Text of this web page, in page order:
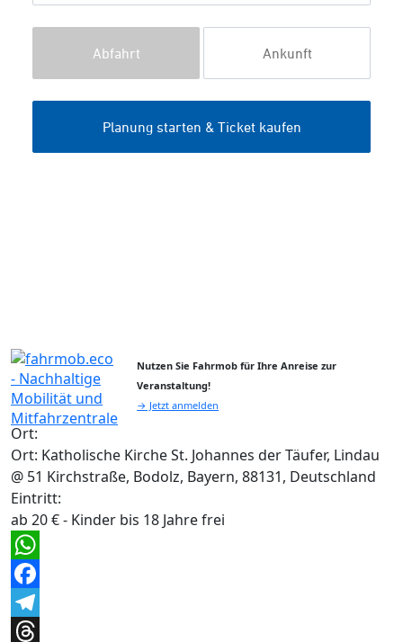
Nutzen Sie Fahrmob für Ihre Anreise zur
Veranstaltung!
→ Jetzt anmelden
Ort:
Ort: Katholische Kirche St. Johannes der Täufer, Lindau
@ 51 Kirchstraße, Bodolz, Bayern, 88131, Deutschland
Eintritt:
ab 20 € - Kinder bis 18 Jahre frei
WhatsApp
Facebook
Telegram